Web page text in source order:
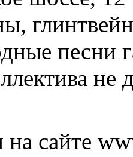
песни
не
сайте